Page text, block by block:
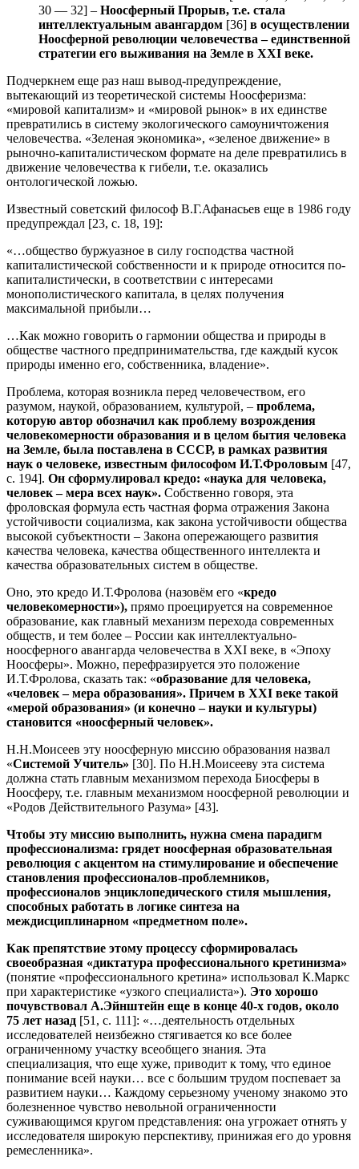
30 — 32] – Ноосферный Прорыв, т.е. стала
интеллектуальным авангардом [36] в осуществлении
Ноосферной революции человечества – единственной
стратегии его выживания на Земле в XXI веке.
Подчеркнем еще раз наш вывод-предупреждение,
вытекающий из теоретической системы Ноосферизма:
«мировой капитализм» и «мировой рынок» в их единстве
превратились в систему экологического самоуничтожения
человечества. «Зеленая экономика», «зеленое движение» в
рыночно-капиталистическом формате на деле превратились в
движение человечества к гибели, т.е. оказались
онтологической ложью.
Известный советский философ В.Г.Афанасьев еще в 1986 году
предупреждал [23, с. 18, 19]:
«…общество буржуазное в силу господства частной
капиталистической собственности и к природе относится по-
капиталистически, в соответствии с интересами
монополистического капитала, в целях получения
максимальной прибыли…
…Как можно говорить о гармонии общества и природы в
обществе частного предпринимательства, где каждый кусок
природы именно его, собственника, владение».
Проблема, которая возникла перед человечеством, его
разумом, наукой, образованием, культурой, – проблема,
которую автор обозначил как проблему возрождения
человекомерности образования и в целом бытия человека
на Земле, была поставлена в СССР, в рамках развития
наук о человеке, известным философом И.Т.Фроловым [47,
с. 194]. Он сформулировал кредо: «наука для человека,
человек – мера всех наук». Собственно говоря, эта
фроловская формула есть частная форма отражения Закона
устойчивости социализма, как закона устойчивости общества
высокой субъектности – Закона опережающего развития
качества человека, качества общественного интеллекта и
качества образовательных систем в обществе.
Оно, это кредо И.Т.Фролова (назовём его «кредо
человекомерности»), прямо проецируется на современное
образование, как главный механизм перехода современных
обществ, и тем более – России как интеллектуально-
ноосферного авангарда человечества в XXI веке, в «Эпоху
Ноосферы». Можно, перефразируется это положение
И.Т.Фролова, сказать так: «образование для человека,
«человек – мера образования». Причем в XXI веке такой
«мерой образования» (и конечно – науки и культуры)
становится «ноосферный человек».
Н.Н.Моисеев эту ноосферную миссию образования назвал
«Системой Учитель» [30]. По Н.Н.Моисееву эта система
должна стать главным механизмом перехода Биосферы в
Ноосферу, т.е. главным механизмом ноосферной революции и
«Родов Действительного Разума» [43].
Чтобы эту миссию выполнить, нужна смена парадигм
профессионализма: грядет ноосферная образовательная
революция с акцентом на стимулирование и обеспечение
становления профессионалов-проблемников,
профессионалов энциклопедического стиля мышления,
способных работать в логике синтеза на
междисциплинарном «предметном поле».
Как препятствие этому процессу сформировалась
своеобразная «диктатура профессионального кретинизма»
(понятие «профессионального кретина» использовал К.Маркс
при характеристике «узкого специалиста»). Это хорошо
почувствовал А.Эйнштейн еще в конце 40-х годов, около
75 лет назад [51, с. 111]: «…деятельность отдельных
исследователей неизбежно стягивается ко все более
ограниченному участку всеобщего знания. Эта
специализация, что еще хуже, приводит к тому, что единое
понимание всей науки… все с большим трудом поспевает за
развитием науки… Каждому серьезному ученому знакомо это
болезненное чувство невольной ограниченности
суживающимся кругом представления: она угрожает отнять у
исследователя широкую перспективу, принижая его до уровня
ремесленника».